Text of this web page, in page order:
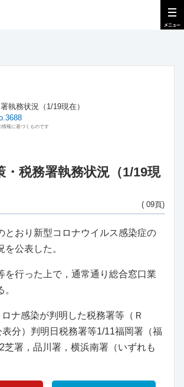
執務状況（1/19現在）
報に基づくものです
・税務署執務状況（1/19現
( 09頁)
とおり新型コロナウイルス感染症の
公表した。
を行った上で，通常通り総合窓口業
ナ感染が判明した税務署等（Ｒ
分）判明日税務署等1/11福岡署（福
芝署，品川署，横浜南署（いずれも